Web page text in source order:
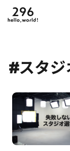
#スタジ